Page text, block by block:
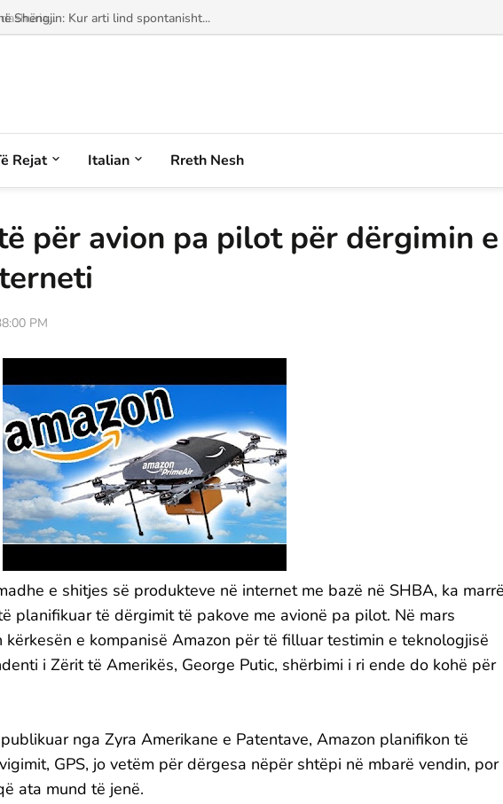
Rejat Italian Rreth Nesh
për avion pa pilot për dërgimin e
PM
e shitjes së produkteve në internet me bazë në SHBA, ka
planifikuar të dërgimit të pakove me avionë pa pilot. Në mars
e kompanisë Amazon për të filluar testimin e teknologjisë
i Zërit të Amerikës, George Putic, shërbimi i ri ende do kohë për
nga Zyra Amerikane e Patentave, Amazon planifikon të
GPS, jo vetëm për dërgesa nëpër shtëpi në mbarë vendin, por
ata mund të jenë.